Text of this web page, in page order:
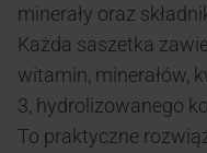
minerały oraz
Każda saszetka
witamin, minerałów,
3, hydrolizowanego
To praktyczne